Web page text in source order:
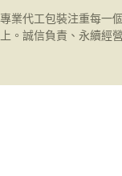
專業代工包裝注重每一
上。誠信負責、永續經